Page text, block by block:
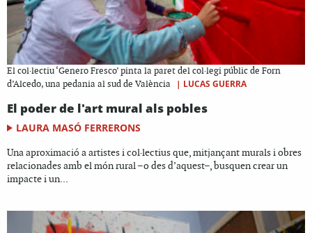
El col·lectiu ‘Genero Fresco’ pinta la paret del col·legi públic de Forn
d’Alcedo, una pedania al sud de València
| LUCAS GUERRA
El poder de l'art mural als pobles
LAURA MASÓ FERRERONS
Una aproximació a artistes i col·lectius que, mitjançant murals i obres
relacionades amb el món rural –o des d’aquest–, busquen crear un
impacte i un...